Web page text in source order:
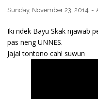
Sunday, November 23, 2014
Iki ndek Bayu Skak njawab
pas neng UNNES.
Jajal tontono cah! suwun